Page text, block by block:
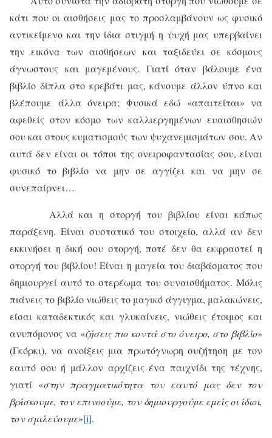
κάτι που οι αισθήσεις μας το προσλαμβάνουν ως φυσικό
αντικείμενο και την ίδια στιγμή η ψυχή μας υπερβαίνει
την εικόνα των αισθήσεων και ταξιδεύει σε κόσμους
άγνωστους και μαγεμένους. Γιατί όταν βάλουμε ένα
βιβλίο δίπλα στο κρεβάτι μας, κάνουμε άλλον ύπνο και
βλέπουμε άλλα όνειρα; Φυσικά εδώ «απαιτείται» να
αφεθείς στον κόσμο των καλλιεργημένων ευαισθησιών
σου και στους κυματισμούς των ψυχανεμισμάτων σου. Αν
αυτά δεν είναι οι τόποι της ονειροφαντασίας σου, είναι
φυσικό το βιβλίο να μην σε αγγίζει και να μην σε
συνεπαίρνει…
Αλλά και η στοργή του βιβλίου είναι κάπως
παράξενη. Είναι συστατικό του στοιχείο, αλλά αν δεν
εκκινήσει η δική σου στοργή, ποτέ δεν θα εκφραστεί η
στοργή του βιβλίου! Είναι η μαγεία του διαβάσματος που
δημιουργεί αυτό το στερέωμα του συναισθήματος. Μόλις
πιάνεις το βιβλίο νιώθεις το μαγικό άγγιγμα, μαλακώνεις,
είσαι καταδεκτικός και γλυκαίνεις, νιώθεις έτοιμος και
ανυπόμονος να «ζήσεις πιο κοντά στο όνειρο, στο βιβλίο»
(Γκόρκι), να ανοίξεις μια πρωτόγνωρη συζήτηση με τον
εαυτό σου ή μάλλον αρχίζεις ένα παιχνίδι της τέχνης,
γιατί «στην πραγματικότητα τον εαυτό μας δεν τον
βρίσκουμε, τον επινοούμε, τον δημιουργούμε εμείς οι ίδιοι,
τον σμιλεύουμε»[i].